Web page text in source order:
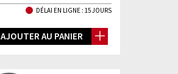
DÉLAI EN LIGNE : 15 JOURS
AJOUTER AU PANIER